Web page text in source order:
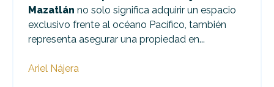
Mazatlán no solo significa adquirir un espacio
exclusivo frente al océano Pacífico, también
representa asegurar una propiedad en...
Ariel Nájera